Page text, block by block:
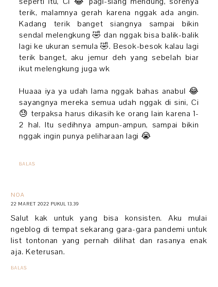
terik, malamnya gerah karena nggak ada angin.
Kadang terik banget siangnya sampai bikin
sendal melengkung 🤣 dan nggak bisa balik-balik
lagi ke ukuran semula 🤣. Besok-besok kalau lagi
terik banget, aku jemur deh yang sebelah biar
ikut melengkung juga wk
Huaaa iya ya udah lama nggak bahas anabul 😂
sayangnya mereka semua udah nggak di sini, Ci
😓 terpaksa harus dikasih ke orang lain karena 1-
2 hal. Itu sedihnya ampun-ampun, sampai bikin
nggak ingin punya peliharaan lagi 😭
BALAS
NOA
22 MARET 2022 PUKUL 13.39
Salut kak untuk yang bisa konsisten. Aku mulai
ngeblog di tempat sekarang gara-gara pandemi untuk
list tontonan yang pernah dilihat dan rasanya enak
aja. Keterusan.
BALAS